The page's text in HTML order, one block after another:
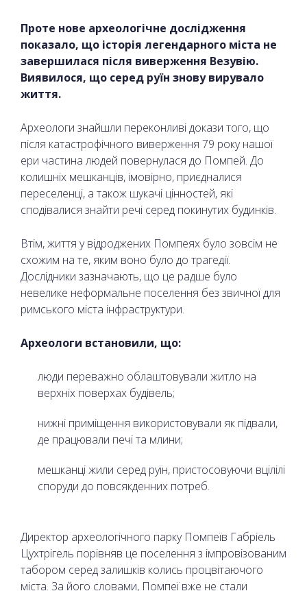
Проте нове археологічне дослідження
показало, що історія легендарного міста не
завершилася після виверження Везувію.
Виявилося, що серед руїн знову вирувало
життя.
Археологи знайшли переконливі докази того, що
після катастрофічного виверження 79 року нашої
ери частина людей повернулася до Помпей. До
колишніх мешканців, імовірно, приєдналися
переселенці, а також шукачі цінностей, які
сподівалися знайти речі серед покинутих будинків.
Втім, життя у відроджених Помпеях було зовсім не
схожим на те, яким воно було до трагедії.
Дослідники зазначають, що це радше було
невелике неформальне поселення без звичної для
римського міста інфраструктури.
Археологи встановили, що:
люди переважно облаштовували житло на
верхніх поверхах будівель;
нижні приміщення використовували як підвали,
де працювали печі та млини;
мешканці жили серед руїн, пристосовуючи вцілілі
споруди до повсякденних потреб.
Директор археологічного парку Помпеїв Габріель
Цухтрігель порівняв це поселення з імпровізованим
табором серед залишків колись процвітаючого
міста. За його словами, Помпеї вже не стали